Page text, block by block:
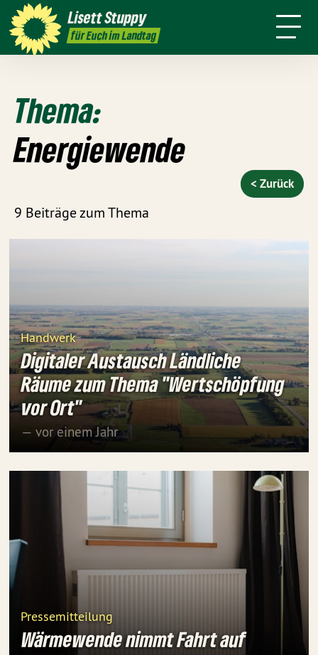
LisettStuppy
für Euch im Landtag
Termine
Über mich Positionen Wahlkreis
Thema:
Energiewende
9 Beiträge zum Thema
< Zurück
Handwerk
Digitaler Austausch Ländliche
Räume zum Thema "Wertschöpfung
vor Ort"
— vor einem Jahr
Pressemitteilung
Wärmewende nimmt Fahrt auf